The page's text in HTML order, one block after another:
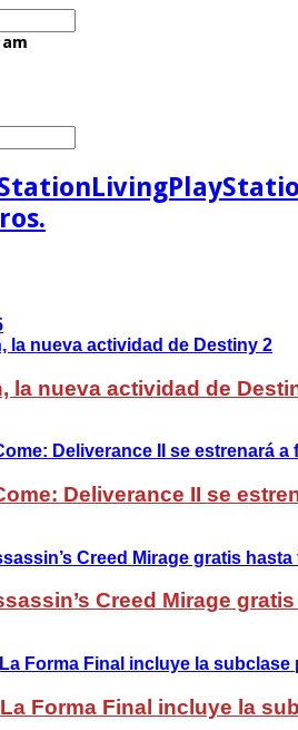
la nueva actividad de
Deliverance II se
Creed Mirage
Forma Final incluye la